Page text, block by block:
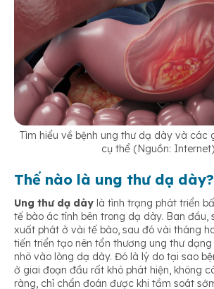
Tìm hiểu về bệnh ung thư dạ dày và các
cụ thể (Nguồn: Internet)
Thế nào là ung thư dạ dày?
Ung thư dạ dày là tình trạng phát triển
tế bào ác tính bên trong dạ dày. Ban đầu,
xuất phát ở vài tế bào, sau đó vài tháng
tiến triển tạo nên tổn thương ung thư
nhô vào lòng dạ dày. Đó là lý do tại sao
ở giai đoạn đầu rất khó phát hiện, không
ràng, chỉ chẩn đoán được khi tầm soát